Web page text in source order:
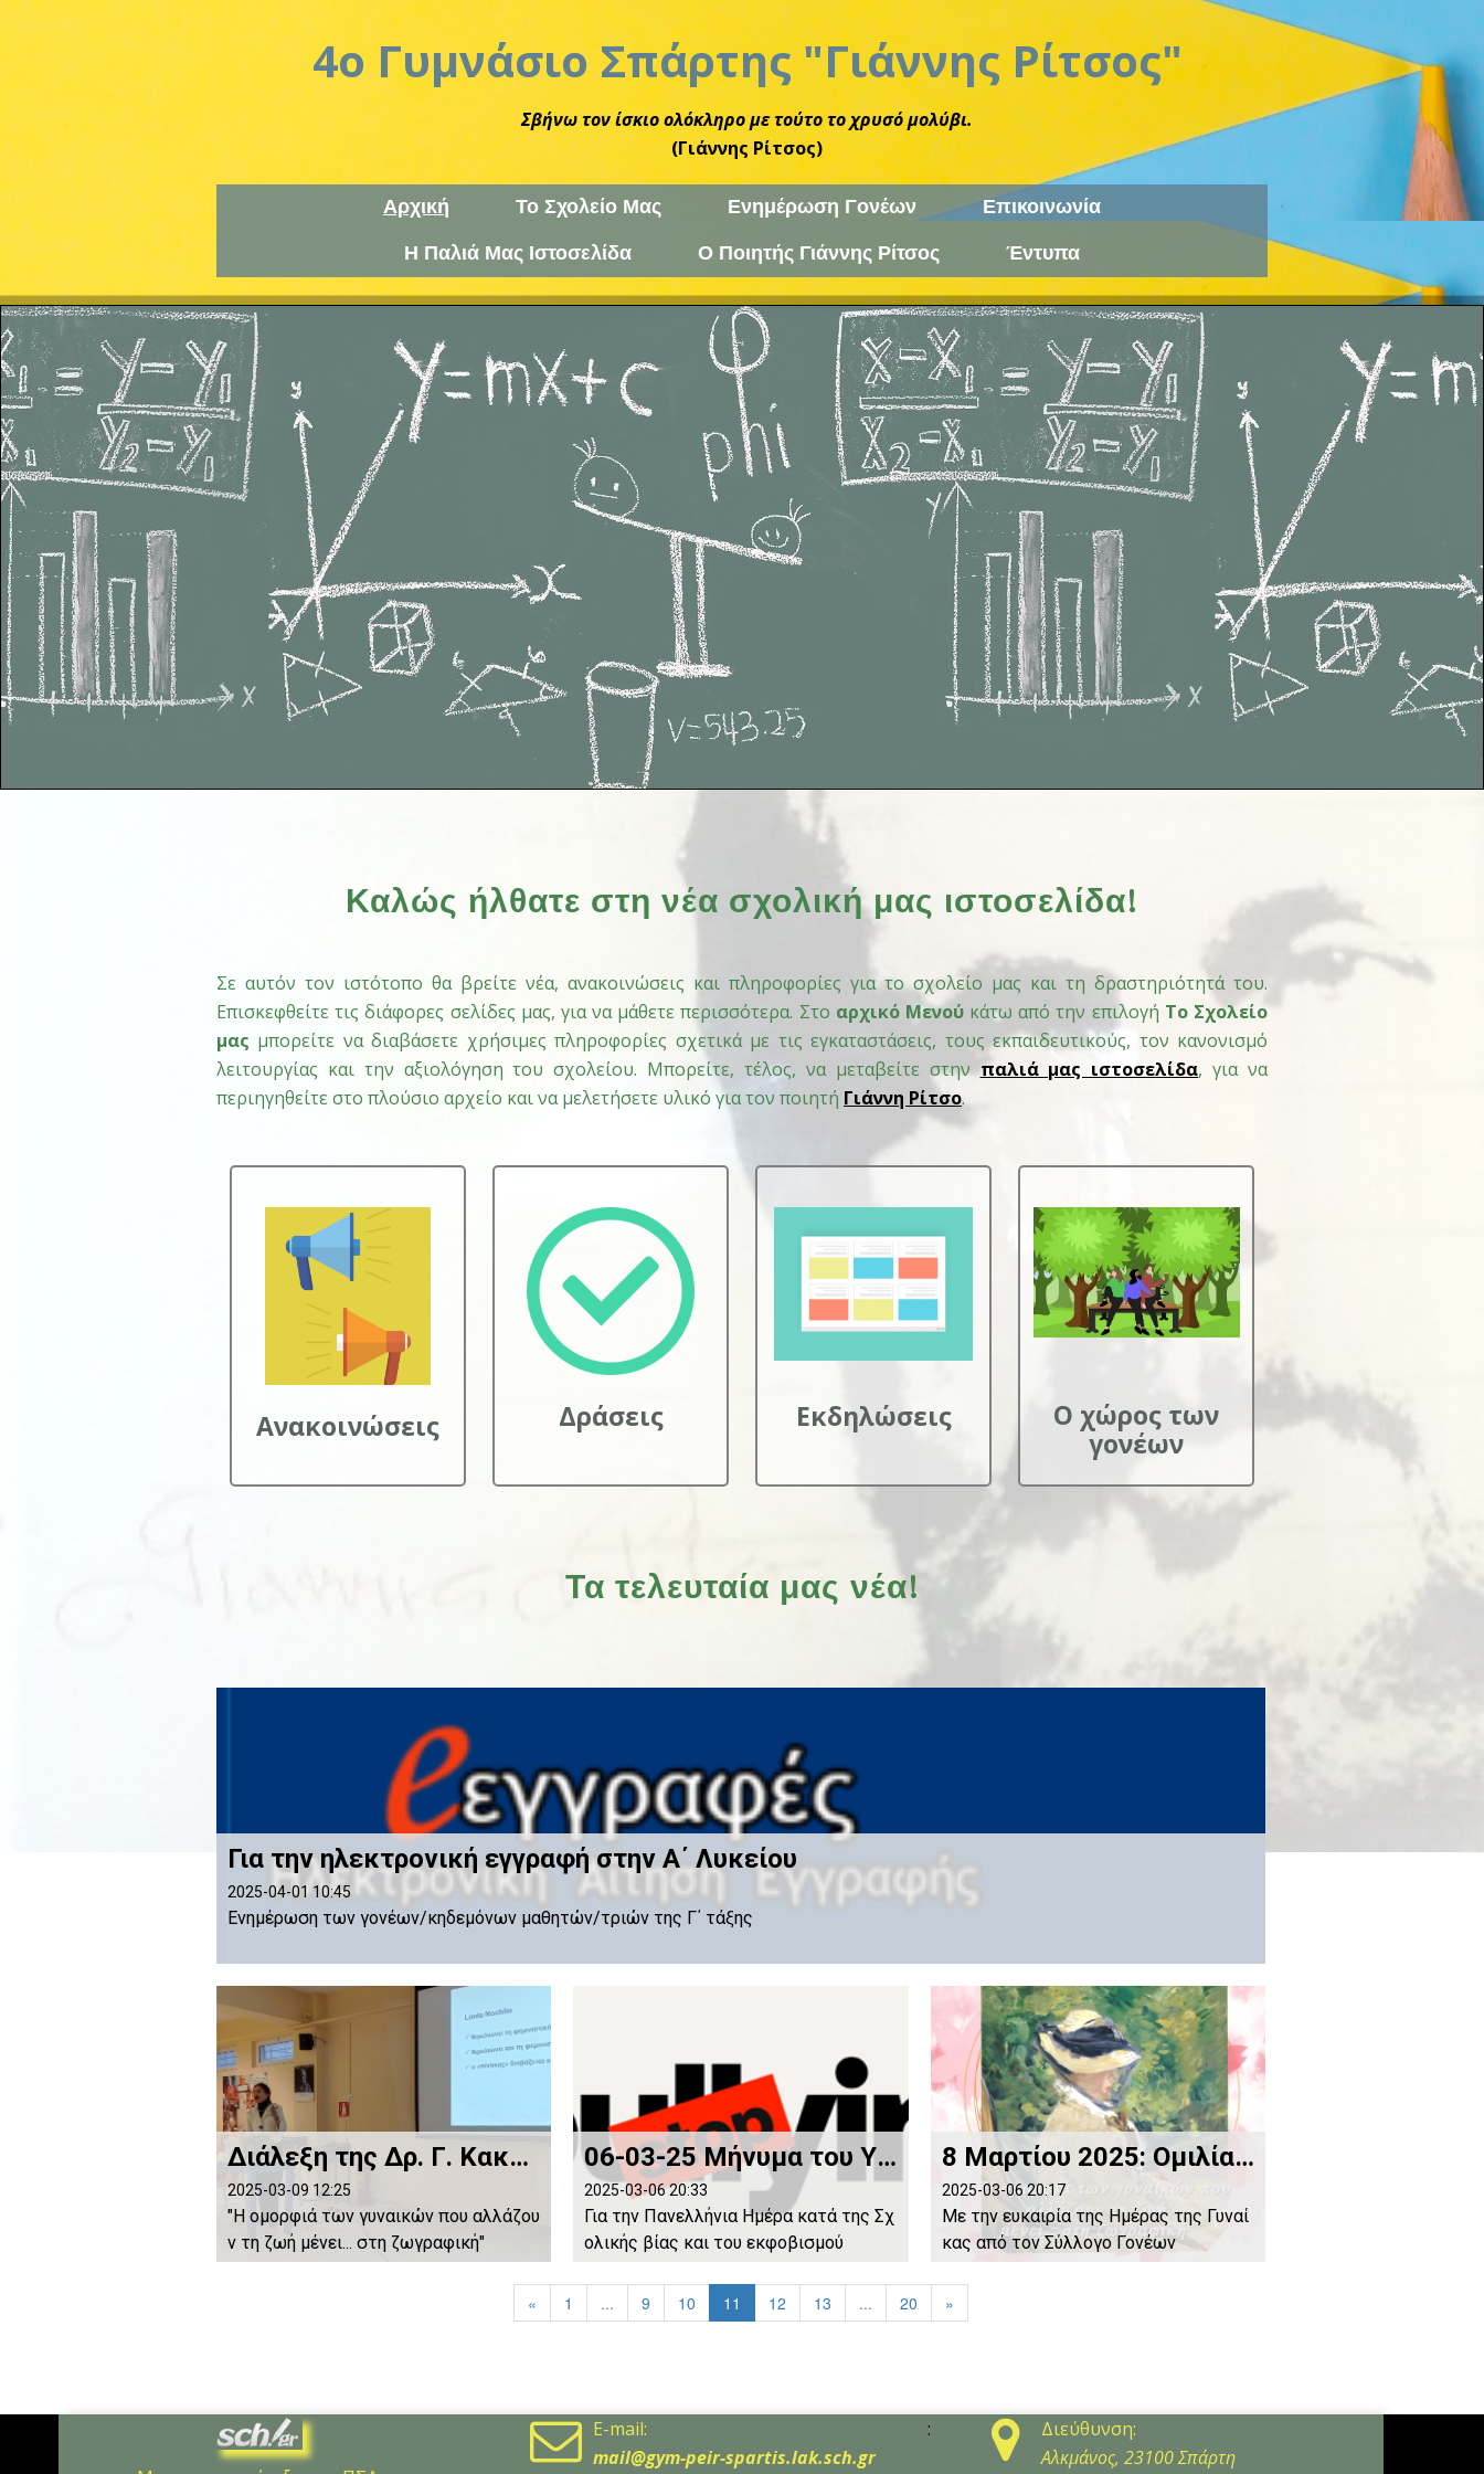
4ο Γυμνάσιο Σπάρτης "Γιάννης Ρίτσος"
Σβήνω τον ίσκιο ολόκληρο με τούτο το χρυσό μολύβι.
(Γιάννης Ρίτσος)
Αρχική Το Σχολείο Μας Ενημέρωση Γονέων Επικοινωνία
Η Παλιά Μας Ιστοσελίδα Ο Ποιητής Γιάννης Ρίτσος Έντυπα
Καλώς ήλθατε στη νέα σχολική μας ιστοσελίδα!
Σε αυτόν τον ιστότοπο θα βρείτε νέα, ανακοινώσεις και πληροφορίες για το σχολείο μας και τη δραστηριότητά του.
Επισκεφθείτε τις διάφορες σελίδες μας, για να μάθετε περισσότερα. Στο αρχικό Μενού κάτω από την επιλογή Το Σχολείο
μας μπορείτε να διαβάσετε χρήσιμες πληροφορίες σχετικά με τις εγκαταστάσεις, τους εκπαιδευτικούς, τον κανονισμό
λειτουργίας και την αξιολόγηση του σχολείου. Μπορείτε, τέλος, να μεταβείτε στηνπαλιά μας ιστοσελίδα, για να
περιηγηθείτε στο πλούσιο αρχείο και να μελετήσετε υλικό για τον ποιητή Γιάννη Ρίτσο.
Ανακοινώσεις Δράσεις Εκδηλώσεις
Ο χώρος των
γονέων
Τα τελευταία μας νέα!
Για την ηλεκτρονική εγγραφή στην Α΄ Λυκείου
2025-04-01 10:45
Ενημέρωση των γονέων/κηδεμόνων μαθητών/τριών της Γ΄ τάξης
Διάλεξη της Δρ. Γ. Κακούρου-Χρόνη για την Ημέρα της Γυναίκας
2025-03-09 12:25
"Η ομορφιά των γυναικών που αλλάζου
ν τη ζωή μένει... στη ζωγραφική"
06-03-25 Μήνυμα του Υπουργού Παιδείας, Θρησκευμάτων και Αθλητισμού Κυριάκου Πιερρακάκη
2025-03-06 20:33
Για την Πανελλήνια Ημέρα κατά της Σχ
ολικής βίας και του εκφοβισμού
8 Μαρτίου 2025: Ομιλία της Δρ. Γεωργίας Κακούρου-Χρόνη
2025-03-06 20:17
Με την ευκαιρία της Ημέρας της Γυναί
κας από τον Σύλλογο Γονέων
« 1 ... 9 10 11 12 13 ... 20 »
 E-mail:
mail@gym-peir-spartis.lak.sch.gr
: 
Διεύθυνση:
Αλκμάνος, 23100 Σπάρτη